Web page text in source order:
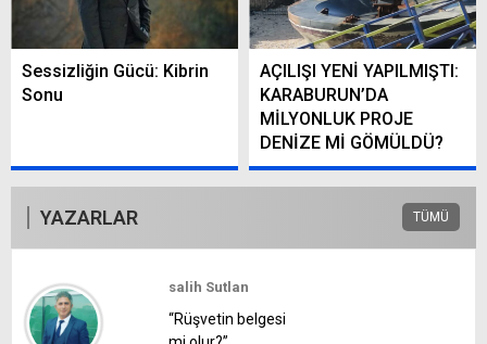
Sessizliğin Gücü: Kibrin
Sonu
AÇILIŞI YENİ YAPILMIŞTI:
KARABURUN’DA
MİLYONLUK PROJE
DENİZE Mİ GÖMÜLDÜ?
YAZARLAR TÜMÜ
salih Sutlan
“Rüşvetin belgesi